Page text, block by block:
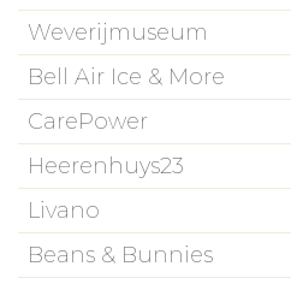
Weverijmuseum
Bell Air Ice & More
CarePower
Heerenhuys23
Livano
Beans & Bunnies